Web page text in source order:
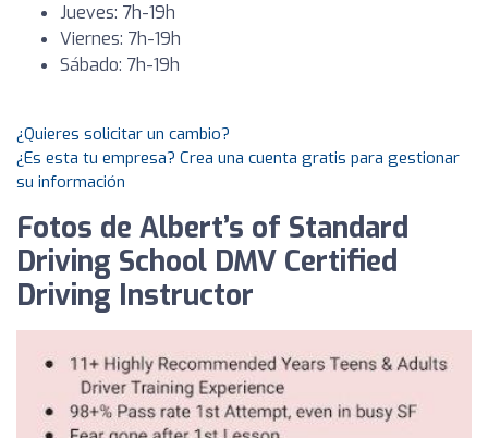
Jueves: 7h-19h
Viernes: 7h-19h
Sábado: 7h-19h
¿Quieres solicitar un cambio?
¿Es esta tu empresa? Crea una cuenta gratis para gestionar
su información
Fotos de Albert’s of Standard
Driving School DMV Certified
Driving Instructor